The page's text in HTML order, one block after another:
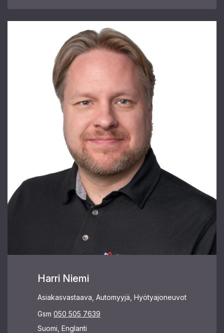
Harri Niemi
Asiakasvastaava, Automyyjä, Hyötyajoneuvot
Gsm 050 505 7639
Suomi, Englanti